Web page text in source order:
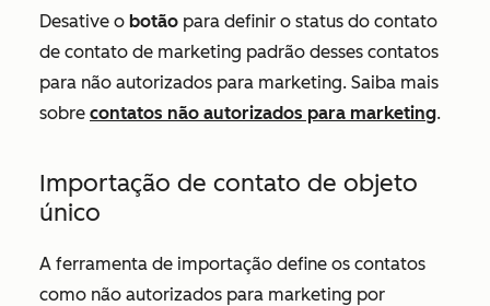
Desative o botão para definir o status do contato
de contato de marketing padrão desses contatos
para não autorizados para marketing. Saiba mais
sobre contatos não autorizados para marketing.
Importação de contato de objeto
único
A ferramenta de importação define os contatos
como não autorizados para marketing por